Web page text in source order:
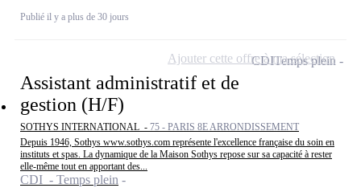
Publié il y a plus de 30 jours
Assistant administratif et de
gestion (H/F)
SOTHYS INTERNATIONAL - 75 - PARIS 8E ARRONDISSEMENT
Depuis 1946, Sothys www.sothys.com représente l'excellence française du soin en
instituts et spas. La dynamique de la Maison Sothys repose sur sa capacité à rester
elle-même tout en apportant des...
CDI - Temps plein
CDITemps plein
Ajouter cette offre à ma sélection